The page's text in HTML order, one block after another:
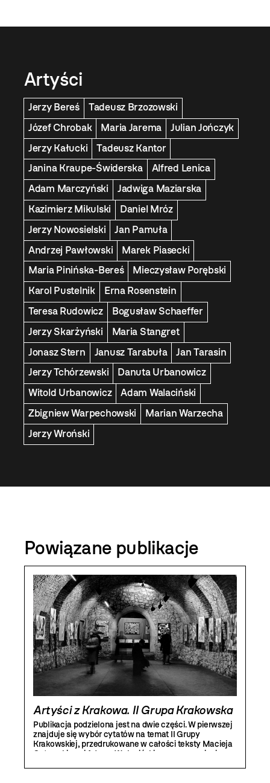
Artyści
Jerzy Bereś
Tadeusz Brzozowski
Józef Chrobak
Maria Jarema
Julian Jończyk
Jerzy Kałucki
Tadeusz Kantor
Janina Kraupe-Świderska
Alfred Lenica
Adam Marczyński
Jadwiga Maziarska
Kazimierz Mikulski
Daniel Mróz
Jerzy Nowosielski
Jan Pamuła
Andrzej Pawłowski
Marek Piasecki
Maria Pinińska-Bereś
Mieczysław Porębski
Karol Pustelnik
Erna Rosenstein
Teresa Rudowicz
Bogusław Schaeffer
Jerzy Skarżyński
Maria Stangret
Jonasz Stern
Janusz Tarabuła
Jan Tarasin
Jerzy Tchórzewski
Danuta Urbanowicz
Witold Urbanowicz
Adam Walaciński
Zbigniew Warpechowski
Marian Warzecha
Jerzy Wroński
Powiązane publikacje
Artyści z Krakowa. II Grupa Krakowska
Publikacja podzielona jest na dwie części. W pierwszej
znajduje się wybór cytatów na temat II Grupy
Krakowskiej, przedrukowane w całości teksty Macieja
Gutowskiego i Adama Walacińskiego, wspomnieniowy